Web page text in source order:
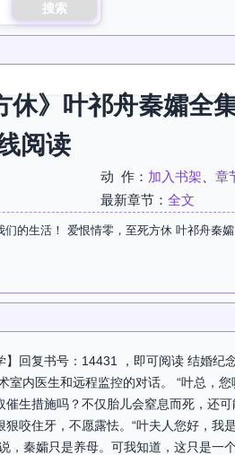
搜索
休》叶祁舟秦孀全
阅读
动 作： 加入书架 章
最新章节： 全文
们的生活！ 爱恨情零，至死方休 叶祁舟秦
回复书号：14431 ，即可阅读 结婚纪
内医生和远程监控的对话。 “叶总，
催生措施吗？不仅胎儿会窒息而死，
住牙，不愿露怯。“叶夫人您好，我
秦孀只是养母。可我知道，这只是一